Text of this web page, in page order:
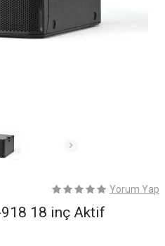
Yorum Yap
18 inç Aktif